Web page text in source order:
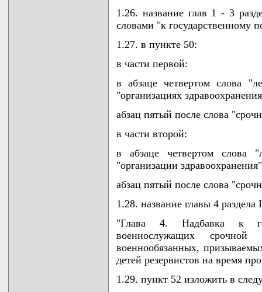
1.26. название глав 1 - 3
словами "к государственному
1.27. в пункте 50:
в части первой:
в абзаце четвертом слова
"организациях
абзац пятый после слова
в части второй:
в абзаце четвертом слова
"организации
абзац пятый после слова
1.28. название главы 4
"Глава 4. Надбавка к
военнослужащих
военнообязанных,
детей резервистов на время
1.29. пункт 52 изложить в